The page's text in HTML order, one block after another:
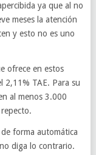
ya que al no
meses la atención
y esto no es uno
ofrece en estos
2,11% TAE. Para su
al menos 3.000
forma automática
diga lo contrario.